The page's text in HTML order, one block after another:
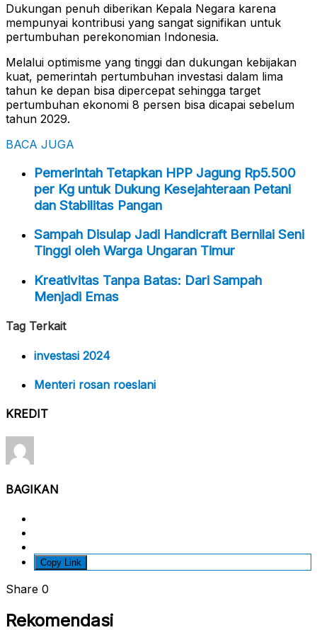
Dukungan penuh diberikan Kepala Negara karena
mempunyai kontribusi yang sangat signifikan untuk
pertumbuhan perekonomian Indonesia.
Melalui optimisme yang tinggi dan dukungan kebijakan
kuat, pemerintah pertumbuhan investasi dalam lima
tahun ke depan bisa dipercepat sehingga target
pertumbuhan ekonomi 8 persen bisa dicapai sebelum
tahun 2029.
BACA JUGA
Pemerintah Tetapkan HPP Jagung Rp5.500
per Kg untuk Dukung Kesejahteraan Petani
dan Stabilitas Pangan
Sampah Disulap Jadi Handicraft Bernilai Seni
Tinggi oleh Warga Ungaran Timur
Kreativitas Tanpa Batas: Dari Sampah
Menjadi Emas
Tag Terkait
investasi 2024
Menteri rosan roeslani
KREDIT
BAGIKAN
Copy Link
Share 0
Rekomendasi